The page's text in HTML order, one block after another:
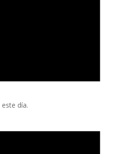
día.